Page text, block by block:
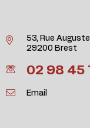
53, Rue
29200 Brest
02 98 45
Email